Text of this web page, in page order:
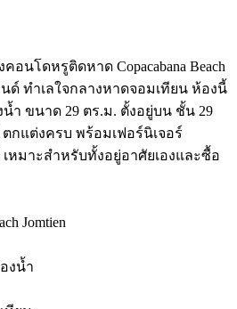
อนโดหรูติดหาด Copacabana Beach
นด์ ทำเลใจกลางหาดจอมเทียน ห้องนี้
ำ ขนาด 29 ตร.ม. ตั้งอยู่บน ชั้น 29
ตกแต่งครบ พร้อมเฟอร์นิเจอร์
หมาะสำหรับทั้งอยู่อาศัยเองและซื้อ
Jomtien
งน้ำ